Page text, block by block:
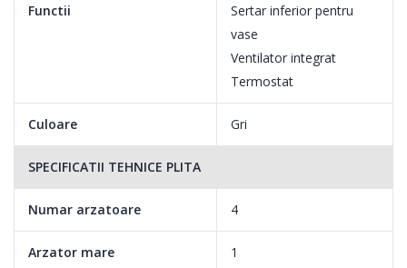
Functii
Sertar inferior pentru
vase
Ventilator integrat
Termostat
Culoare Gri
SPECIFICATII TEHNICE PLITA
Numar arzatoare 4
Arzator mare 1